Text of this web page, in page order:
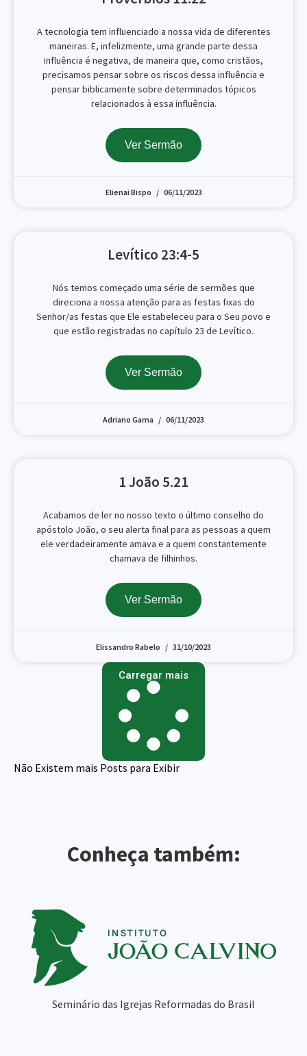
A tecnologia tem influenciado a nossa vida de diferentes
maneiras. E, infelizmente, uma grande parte dessa
influência é negativa, de maneira que, como cristãos,
precisamos pensar sobre os riscos dessa influência e
pensar biblicamente sobre determinados tópicos
relacionados à essa influência.
Ver Sermão
Elienai Bispo 06/11/2023
Levítico 23:4-5
Nós temos começado uma série de sermões que
direciona a nossa atenção para as festas fixas do
Senhor/as festas que Ele estabeleceu para o Seu povo e
que estão registradas no capítulo 23 de Levítico.
Ver Sermão
Adriano Gama 06/11/2023
1 João 5.21
Acabamos de ler no nosso texto o último conselho do
apóstolo João, o seu alerta final para as pessoas a quem
ele verdadeiramente amava e a quem constantemente
chamava de filhinhos.
Ver Sermão
Elissandro Rabelo 31/10/2023
Carregar mais
Não Existem mais Posts para Exibir
Conheça também:
Seminário das Igrejas Reformadas do Brasil